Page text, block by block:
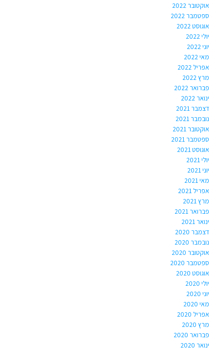
אוקטובר 2022
ספטמבר 2022
אוגוסט 2022
יולי 2022
יוני 2022
מאי 2022
אפריל 2022
מרץ 2022
פברואר 2022
ינואר 2022
דצמבר 2021
נובמבר 2021
אוקטובר 2021
ספטמבר 2021
אוגוסט 2021
יולי 2021
יוני 2021
מאי 2021
אפריל 2021
מרץ 2021
פברואר 2021
ינואר 2021
דצמבר 2020
נובמבר 2020
אוקטובר 2020
ספטמבר 2020
אוגוסט 2020
יולי 2020
יוני 2020
מאי 2020
אפריל 2020
מרץ 2020
פברואר 2020
ינואר 2020